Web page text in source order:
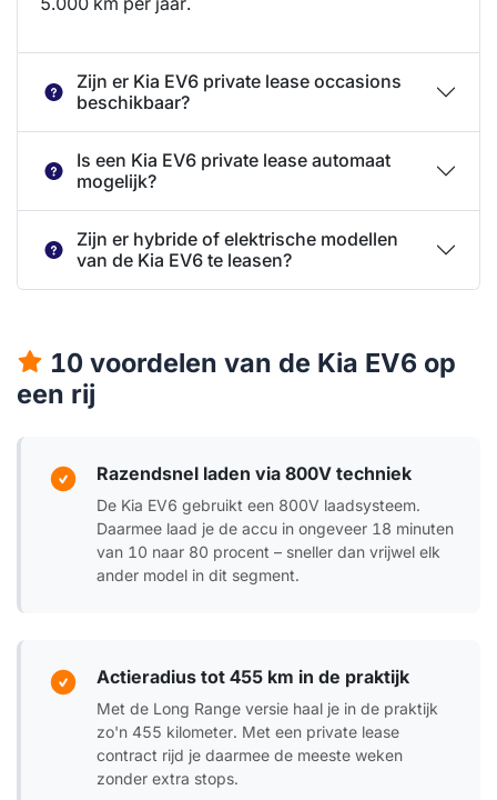
Zijn er Kia EV6 private lease occasions
beschikbaar?
Is een Kia EV6 private lease automaat
mogelijk?
Zijn er hybride of elektrische modellen
van de Kia EV6 te leasen?
10 voordelen van de Kia EV6 op
een rij
Razendsnel laden via 800V techniek
De Kia EV6 gebruikt een 800V laadsysteem.
Daarmee laad je de accu in ongeveer 18 minuten
van 10 naar 80 procent – sneller dan vrijwel elk
ander model in dit segment.
Actieradius tot 455 km in de praktijk
Met de Long Range versie haal je in de praktijk
zo'n 455 kilometer. Met een private lease
contract rijd je daarmee de meeste weken
zonder extra stops.